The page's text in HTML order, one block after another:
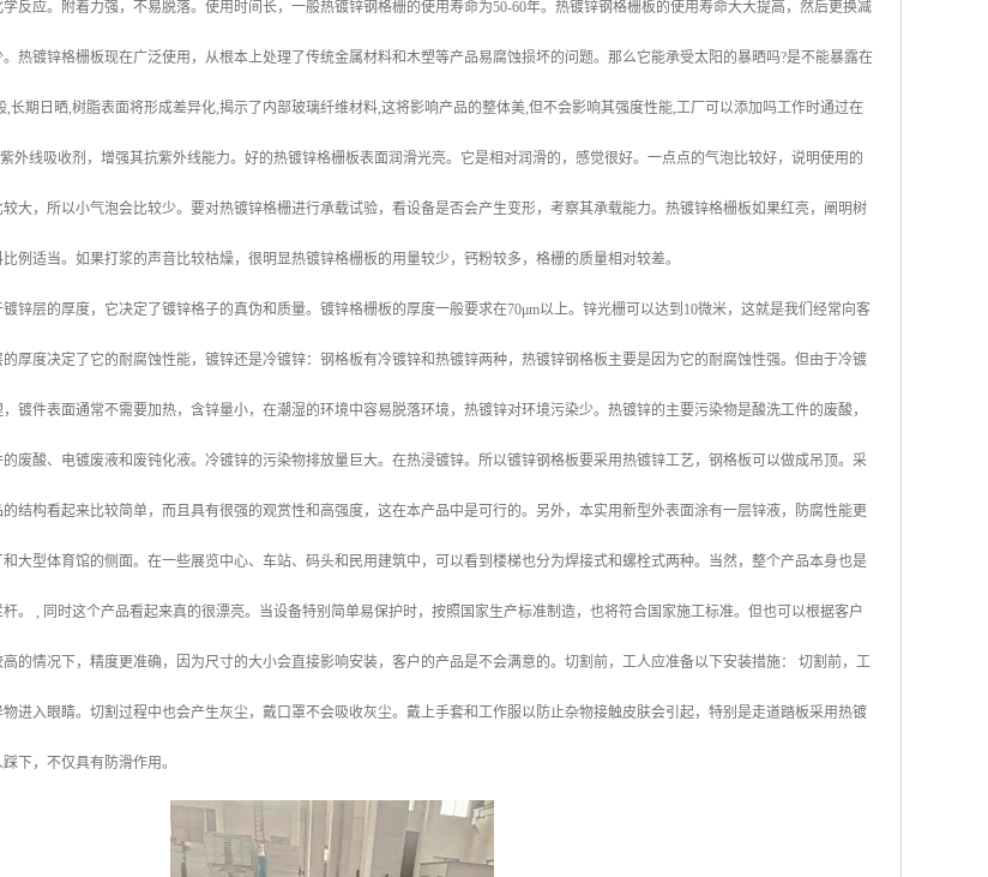
反应。附着力强，不易脱落。使用时间长，一般热镀锌钢格栅的使用寿命为50-60年。热镀锌钢格栅板的使用寿命大大提高，然后更换减
热镀锌格栅板现在广泛使用，从根本上处理了传统金属材料和木塑等产品易腐蚀损坏的问题。那么它能承受太阳的暴晒吗?是不能暴露在
长期日晒,树脂表面将形成差异化,揭示了内部玻璃纤维材料,这将影响产品的整体美,但不会影响其强度性能,工厂可以添加吗工作时通过在
外线吸收剂，增强其抗紫外线能力。好的热镀锌格栅板表面润滑光亮。它是相对润滑的，感觉很好。一点点的气泡比较好，说明使用的
大，所以小气泡会比较少。要对热镀锌格栅进行承载试验，看设备是否会产生变形，考察其承载能力。热镀锌格栅板如果红亮，阐明树
例适当。如果打浆的声音比较枯燥，很明显热镀锌格栅板的用量较少，钙粉较多，格栅的质量相对较差。
锌层的厚度，它决定了镀锌格子的真伪和质量。镀锌格栅板的厚度一般要求在70μm以上。锌光栅可以达到10微米，这就是我们经常向客
厚度决定了它的耐腐蚀性能，镀锌还是冷镀锌：钢格板有冷镀锌和热镀锌两种，热镀锌钢格板主要是因为它的耐腐蚀性强。但由于冷镀
镀件表面通常不需要加热，含锌量小，在潮湿的环境中容易脱落环境，热镀锌对环境污染少。热镀锌的主要污染物是酸洗工件的废酸，
废酸、电镀废液和废钝化液。冷镀锌的污染物排放量巨大。在热浸镀锌。所以镀锌钢格板要采用热镀锌工艺，钢格板可以做成吊顶。采
结构看起来比较简单，而且具有很强的观赏性和高强度，这在本产品中是可行的。另外，本实用新型外表面涂有一层锌液，防腐性能更
大型体育馆的侧面。在一些展览中心、车站、码头和民用建筑中，可以看到楼梯也分为焊接式和螺栓式两种。当然，整个产品本身也是
。 , 同时这个产品看起来真的很漂亮。当设备特别简单易保护时，按照国家生产标准制造，也将符合国家施工标准。但也可以根据客户
的情况下，精度更准确，因为尺寸的大小会直接影响安装，客户的产品是不会满意的。切割前，工人应准备以下安装措施： 切割前，工
进入眼睛。切割过程中也会产生灰尘，戴口罩不会吸收灰尘。戴上手套和工作服以防止杂物接触皮肤会引起，特别是走道踏板采用热镀
下，不仅具有防滑作用。